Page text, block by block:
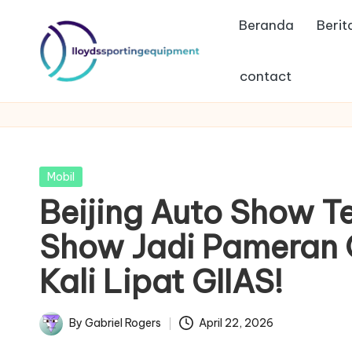
ll
o
y
d
s
s
p
o
Beranda
contact
Posted
Mobil
Beijing Auto Show
Show Jadi
Kali Lipat GIIAS!
Posted
By Gabriel Rogers April 22, 2026